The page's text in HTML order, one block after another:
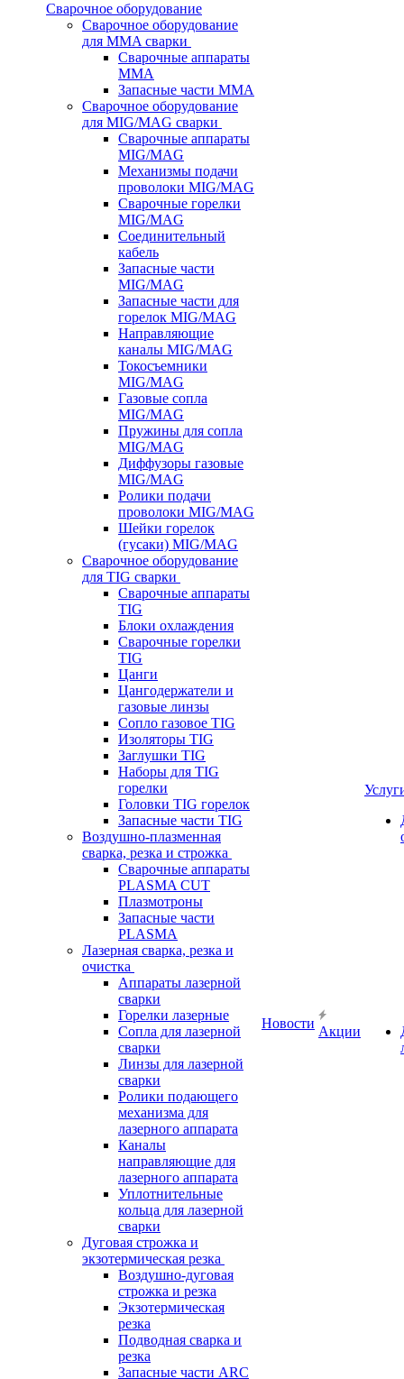
Сварочное оборудование
Сварочное оборудование
для MMA сварки
Сварочные аппараты
MMA
Запасные части MMA
Сварочное оборудование
для MIG/MAG сварки
Сварочные аппараты
MIG/MAG
Механизмы подачи
проволоки MIG/MAG
Сварочные горелки
MIG/MAG
Соединительный
кабель
Запасные части
MIG/MAG
Запасные части для
горелок MIG/MAG
Направляющие
каналы MIG/MAG
Токосъемники
MIG/MAG
Газовые сопла
MIG/MAG
Пружины для сопла
MIG/MAG
Диффузоры газовые
MIG/MAG
Ролики подачи
проволоки MIG/MAG
Шейки горелок
(гусаки) MIG/MAG
Сварочное оборудование
для TIG сварки
Сварочные аппараты
TIG
Блоки охлаждения
Сварочные горелки
TIG
Цанги
Цангодержатели и
газовые линзы
Сопло газовое TIG
Изоляторы TIG
Заглушки TIG
Наборы для TIG
горелки
Головки TIG горелок
Запасные части TIG
Воздушно-плазменная
сварка, резка и строжка
Сварочные аппараты
PLASMA CUT
Плазмотроны
Запасные части
PLASMA
Лазерная сварка, резка и
очистка
Аппараты лазерной
сварки
Горелки лазерные
Сопла для лазерной
сварки
Линзы для лазерной
сварки
Ролики подающего
механизма для
лазерного аппарата
Каналы
направляющие для
лазерного аппарата
Уплотнительные
кольца для лазерной
сварки
Дуговая строжка и
экзотермическая резка
Воздушно-дуговая
строжка и резка
Экзотермическая
резка
Подводная сварка и
резка
Запасные части ARC
Новости
Акции